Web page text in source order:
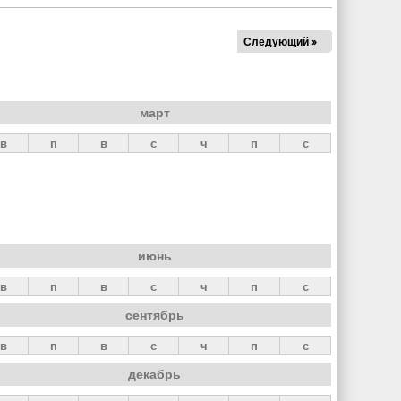
Следующий »
март
в п в с ч п с
июнь
в п в с ч п с
сентябрь
в п в с ч п с
декабрь